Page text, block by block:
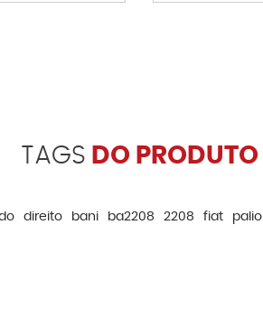
TAGS DO PRODUTO
direito bani ba2208 2208 fiat palio